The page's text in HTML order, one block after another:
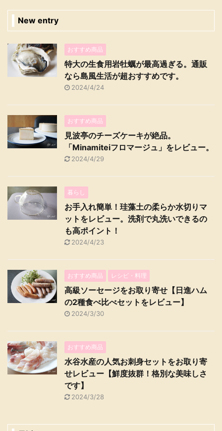
New entry
おすすめ商品
特大の生食用岩牡蠣が最高過ぎる。通販
なら島風生活が超おすすめです。
2024/4/24
おすすめ商品
見波亭のチーズケーキが絶品。
「Minamiteiフロマージュ」をレビュー。
2024/4/29
暮らし
お手入れ簡単！珪藻土の柔らか水切りマ
ットをレビュー。洗剤で丸洗いできるの
も高ポイント！
2024/4/23
おすすめ商品 レシピ・料理
高級ソーセージをお取り寄せ【日進ハム
の2種食べ比べセットをレビュー】
2024/3/30
おすすめ商品
水谷水産の人気お刺身セットをお取り寄
せレビュー【鮮度抜群！格別な美味しさ
です】
2024/3/28